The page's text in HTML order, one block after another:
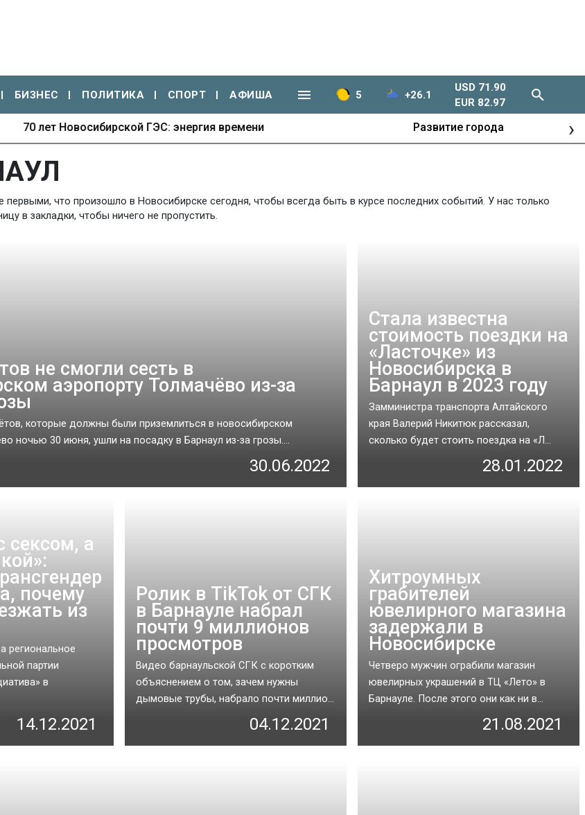
БИЗНЕС ПОЛИТИКА СПОРТ АФИША 5 +26.1
USD 71.90
EUR 82.97
70 лет Новосибирской ГЭС: энергия времени Развитие города ›
что произошло в Новосибирске сегодня, чтобы всегда быть в курсе последних событий. У нас только
в закладки, чтобы ничего не пропустить.
не смогли сесть в
аэропорту Толмачёво из-за
которые должны были приземлиться в новосибирском
ночью 30 июня, ушли на посадку в Барнаул из-за грозы....
30.06.2022
Стала известна
стоимость поездки на
«Ласточке» из
Новосибирска в
Барнаул в 2023 году
Замминистра транспорта Алтайского
края Валерий Никитюк рассказал,
сколько будет стоить поездка на «Л...
28.01.2022
сексом, а
почему
из
региональное
партии
в
14.12.2021
Ролик в TikTok от СГК
в Барнауле набрал
почти 9 миллионов
просмотров
Видео барнаульской СГК с коротким
объяснением о том, зачем нужны
дымовые трубы, набрало почти миллио...
04.12.2021
Хитроумных
грабителей
ювелирного магазина
задержали в
Новосибирске
Четверо мужчин ограбили магазин
ювелирных украшений в ТЦ «Лето» в
Барнауле. После этого они как ни в...
21.08.2021